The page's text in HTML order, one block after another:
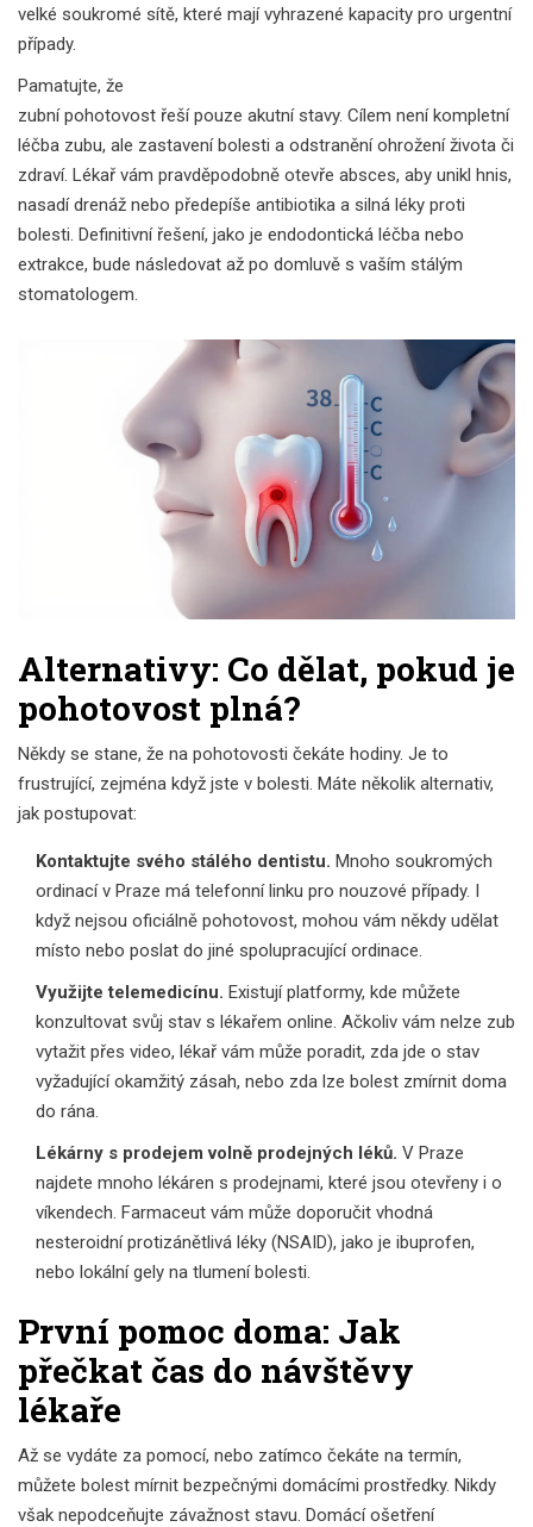
velké soukromé sítě, které mají vyhrazené kapacity pro urgentní
případy.
Pamatujte, že
zubní pohotovost řeší pouze akutní stavy. Cílem není kompletní
léčba zubu, ale zastavení bolesti a odstranění ohrožení života či
zdraví. Lékař vám pravděpodobně otevře absces, aby unikl hnis,
nasadí drenáž nebo předepíše antibiotika a silná léky proti
bolesti. Definitivní řešení, jako je endodontická léčba nebo
extrakce, bude následovat až po domluvě s vaším stálým
stomatologem.
Alternativy: Co dělat, pokud je
pohotovost plná?
Někdy se stane, že na pohotovosti čekáte hodiny. Je to
frustrující, zejména když jste v bolesti. Máte několik alternativ,
jak postupovat:
Kontaktujte svého stálého dentistu. Mnoho soukromých
ordinací v Praze má telefonní linku pro nouzové případy. I
když nejsou oficiálně pohotovost, mohou vám někdy udělat
místo nebo poslat do jiné spolupracující ordinace.
Využijte telemedicínu. Existují platformy, kde můžete
konzultovat svůj stav s lékařem online. Ačkoliv vám nelze zub
vytažit přes video, lékař vám může poradit, zda jde o stav
vyžadující okamžitý zásah, nebo zda lze bolest zmírnit doma
do rána.
Lékárny s prodejem volně prodejných léků. V Praze
najdete mnoho lékáren s prodejnami, které jsou otevřeny i o
víkendech. Farmaceut vám může doporučit vhodná
nesteroidní protizánětlivá léky (NSAID), jako je ibuprofen,
nebo lokální gely na tlumení bolesti.
První pomoc doma: Jak
přečkat čas do návštěvy
lékaře
Až se vydáte za pomocí, nebo zatímco čekáte na termín,
můžete bolest mírnit bezpečnými domácími prostředky. Nikdy
však nepodceňujte závažnost stavu. Domácí ošetření